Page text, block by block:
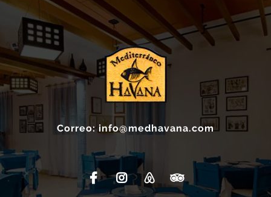
Correo: info@medhavana.com